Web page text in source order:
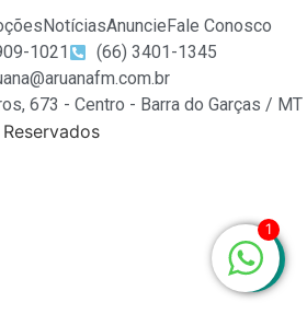
NotíciasAnuncie Fale Conosco
1021
(66) 3401-1345
673 - Centro - Barra do Garças / MT
1
starzbet